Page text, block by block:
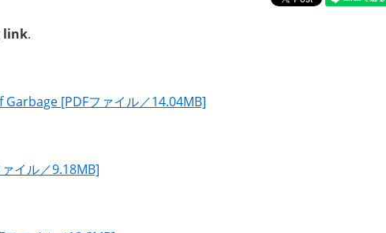
link.
[PDFファイル／14.04MB]
イル／9.18MB]